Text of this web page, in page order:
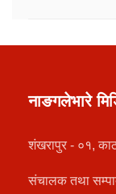
नाङगलेभारे
शंखरापुर - ०१,
संचालक तथा